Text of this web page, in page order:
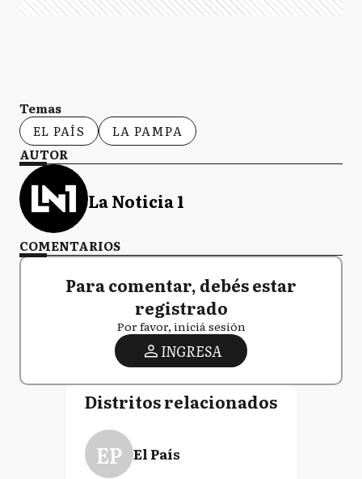
Temas
EL PAÍS
LA PAMPA
AUTOR
La Noticia 1
COMENTARIOS
Para comentar, debés estar
registrado
Por favor, iniciá sesión
INGRESA
Distritos relacionados
EP El País